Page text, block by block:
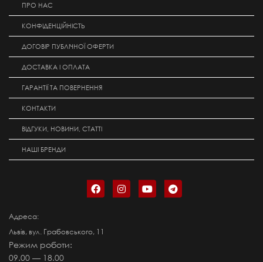
ПРО НАС
КОНФІДЕНЦІЙНІСТЬ
ДОГОВІР ПУБЛІЧНОЇ ОФЕРТИ
ДОСТАВКА І ОПЛАТА
ГАРАНТІЇ ТА ПОВЕРНЕННЯ
КОНТАКТИ
ВІДГУКИ, НОВИНИ, СТАТТІ
НАШІ БРЕНДИ
Адреса:
Львів, вул. Грабовського, 11
Режим роботи:
09.00 — 18.00